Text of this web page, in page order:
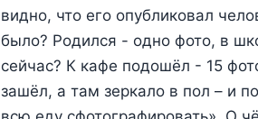
видно, что его опубликовал
было? Родился - одно фото, в
сейчас? К кафе подошёл - 15
зашёл, а там зеркало в пол – и